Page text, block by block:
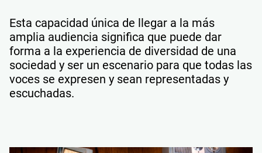
Esta capacidad única de llegar a la más
amplia audiencia significa que puede dar
forma a la experiencia de diversidad de una
sociedad y ser un escenario para que todas las
voces se expresen y sean representadas y
escuchadas.